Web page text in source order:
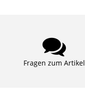
Fragen zum Artikel